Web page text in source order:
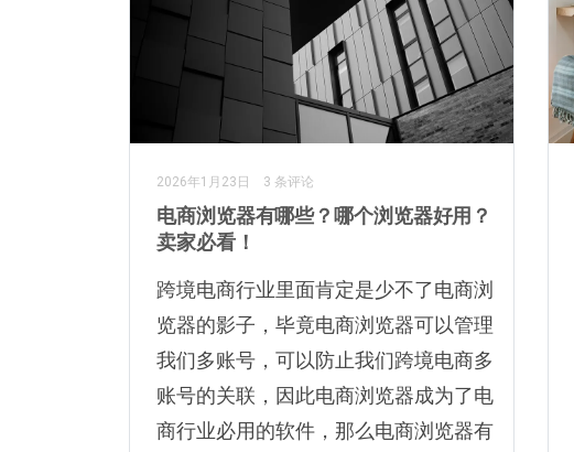
2026年1月23日 3 条评论
电商浏览器有哪些？哪个浏览器好用？
卖家必看！
跨境电商行业里面肯定是少不了电商浏
览器的影子，毕竟电商浏览器可以管理
我们多账号，可以防止我们跨境电商多
账号的关联，因此电商浏览器成为了电
商行业必用的软件，那么电商浏览器有